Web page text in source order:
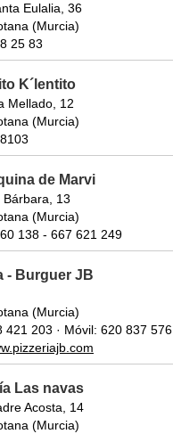
Eulalia, 36
(Murcia)
25 83
K´lentito
Mellado, 12
(Murcia)
de Marvi
Bárbara, 13
(Murcia)
138 - 667 621 249
- Burguer JB
(Murcia)
421 203 · Móvil: 620 837 576
Las navas
Acosta, 14
(Murcia)